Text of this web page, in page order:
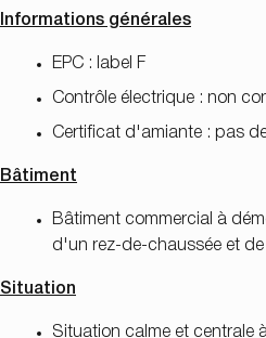
Informations générales
EPC : label F
Contrôle électrique : non
Certificat d'amiante : pas
Bâtiment
Bâtiment commercial à
d'un rez-de-chaussée et de
Situation
Situation calme et centrale